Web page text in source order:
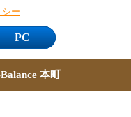
ー
PC
本町